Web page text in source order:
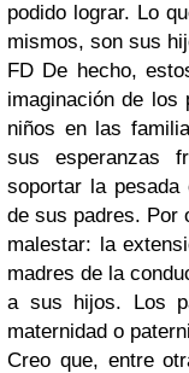
podido lograr. Lo
mismos, son sus
FD De hecho,
imaginación de los
niños en las
sus esperanzas
soportar la
de sus padres. Por
malestar: la
madres de la
a sus hijos. Los
maternidad o
Creo que, entre